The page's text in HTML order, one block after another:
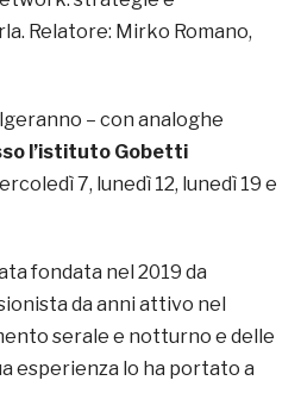
Relatore: Mirko Romano,
– con analoghe
l’istituto Gobetti
7, lunedì 12, lunedì 19 e
fondata nel 2019 da
da anni attivo nel
serale e notturno e delle
esperienza lo ha portato a